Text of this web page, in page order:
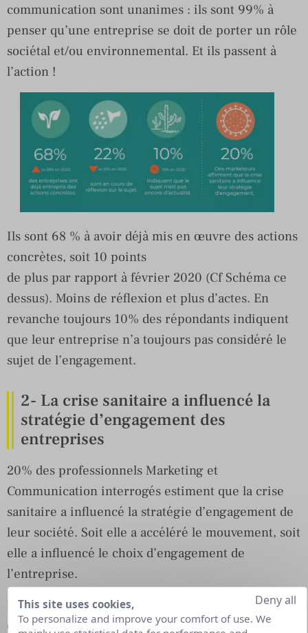
communication sont unanimes : ils sont 99% à
penser qu’une entreprise se doit de porter un rôle
sociétal et/ou environnemental. Et ils passent à
l’action !
Ils sont 68 % à avoir déjà mis en œuvre des actions
concrètes, soit 10 points
de plus par rapport à février 2020 (Cf Schéma ce
dessus). Moins de réflexion et plus d’actes. En
revanche toujours 10% des répondants indiquent
que leur entreprise n’a toujours pas considéré le
sujet de l’engagement.
2- La crise sanitaire a influencé la
stratégie d’engagement des
entreprises
20% des professionnels Marketing et
Communication interrogés estiment que la crise
sanitaire a influencé la stratégie d’engagement de
leur société. Soit elle a accéléré le mouvement, soit
elle a influencé le choix d’engagement de
l’entreprise.
D’ailleurs, quand on en vient aux types
d’engagements portés par les entreprises,jamais
This site uses cookies,
To personalize and improve your comfort of use. We
Deny all